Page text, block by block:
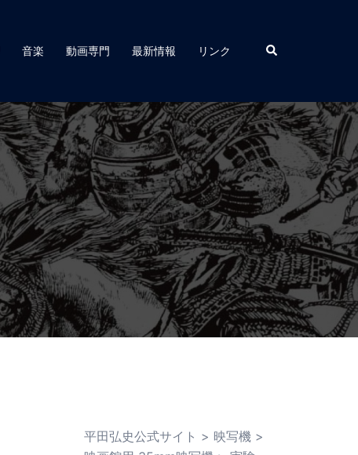
音楽 動画専門 最新情報 リンク
検
索
平田弘史公式サイト > 映写機 >